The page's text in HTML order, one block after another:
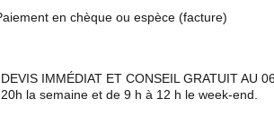
en chèque ou espèce (facture)
DEVIS IMMÉDIAT ET CONSEIL GRATUIT AU
20h la semaine et de 9 h à 12 h le week-end.